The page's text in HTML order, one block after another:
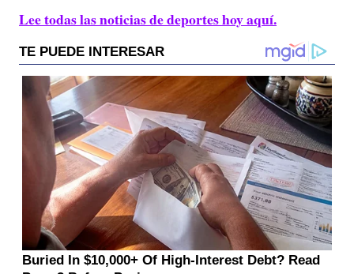
Lee todas las noticias de deportes hoy aquí.